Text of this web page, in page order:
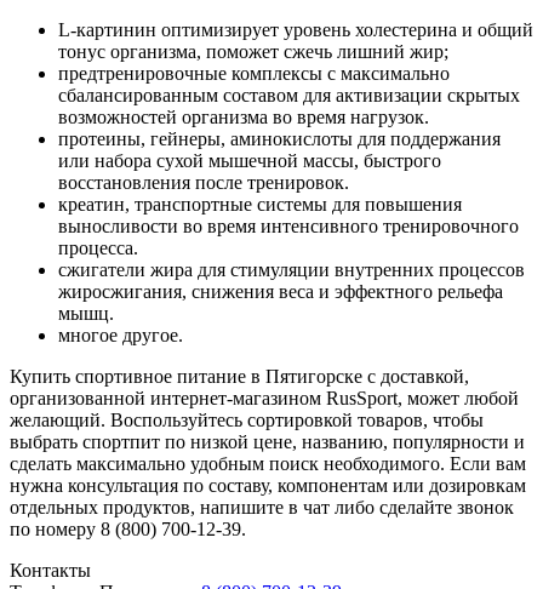
L-картинин оптимизирует уровень холестерина и общий
тонус организма, поможет сжечь лишний жир;
предтренировочные комплексы с максимально
сбалансированным составом для активизации скрытых
возможностей организма во время нагрузок.
протеины, гейнеры, аминокислоты для поддержания
или набора сухой мышечной массы, быстрого
восстановления после тренировок.
креатин, транспортные системы для повышения
выносливости во время интенсивного тренировочного
процесса.
сжигатели жира для стимуляции внутренних процессов
жиросжигания, снижения веса и эффектного рельефа
мышц.
многое другое.
Купить спортивное питание в Пятигорске с доставкой,
организованной интернет-магазином RusSport, может любой
желающий. Воспользуйтесь сортировкой товаров, чтобы
выбрать спортпит по низкой цене, названию, популярности и
сделать максимально удобным поиск необходимого. Если вам
нужна консультация по составу, компонентам или дозировкам
отдельных продуктов, напишите в чат либо сделайте звонок
по номеру 8 (800) 700-12-39.
Контакты